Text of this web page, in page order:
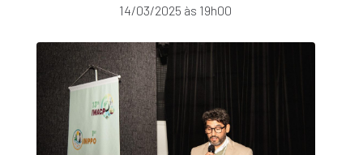
14/03/2025 às 19h00